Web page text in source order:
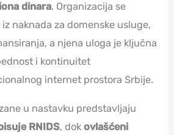
dinara. Organizacija se
naknada za domenske usluge,
a njena uloga je ključna
i kontinuitet
internet prostora Srbije.
u nastavku predstavljaju
RNIDS, dokovlašćeni